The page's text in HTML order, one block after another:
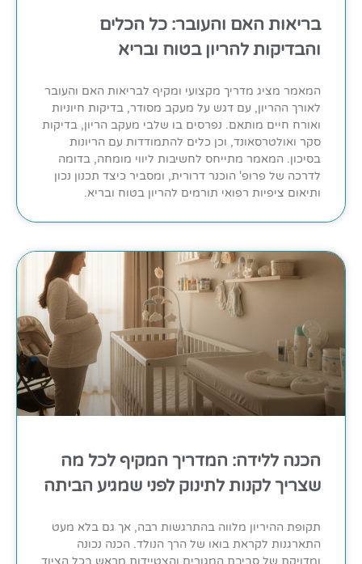
בריאות האם והעובר: כל הכלים
והבדיקות להריון בטוח ובריא
המאמר מציג מדריך מקצועי ומקיף לבריאות האם והעובר
לאורך ההריון, עם דגש על מעקב מסודר, בדיקות חיוניות
ואורח חיים מותאם. נפרסים בו שלבי מעקב הריון, בדיקות
סקר ואולטרסאונד, וכן כלים להתמודדות עם הריונות
בסיכון. המאמר מתייחס לחשיבות ליווי מומחה, בדומה
לדרכה של פרופ' הוכנר דרורית, ומסביר כיצד תכנון נכון
ותיאום ציפיות רפואי תורמים להריון בטוח ובריא.
הכנה ללידה: המדריך המקיף לכל מה
שצריך לקנות לתינוק לפני שמגיע הביתה
תקופת ההיריון מלווה בהתרגשות רבה, אך גם בלא מעט
התארגנות לקראת בואו של הרך הנולד. הכנה נכונה